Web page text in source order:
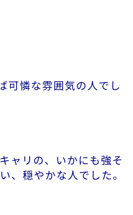
可憐な雰囲気の人でし
ャリの、いかにも強そ
、穏やかな人でした。